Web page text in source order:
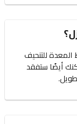
للتنحيف
أيضًا ستفقد